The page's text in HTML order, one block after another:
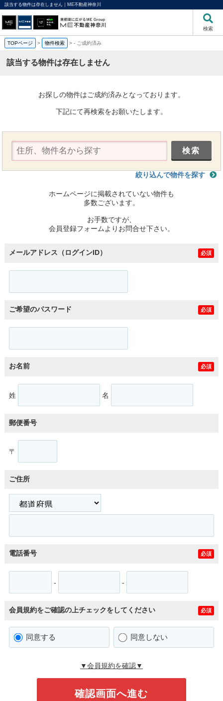
該当する物件は存在しません｜ME不動産神奈川
検索
TOPページ > 物件検索 >- ご成約済み
該当する物件は存在しません
お探しの物件はご成約済みとなっております。
下記にて再検索をお願いたします。
絞り込んで物件を探す
ホームページに掲載されていない物件も
多数ございます。
お手数ですが、
会員登録フォームよりお問合せ下さい。
メールアドレス（ログインID） 必須
ご希望のパスワード 必須
お名前 必須
姓 名
郵便番号
〒
ご住所
電話番号 必須
- -
会員規約をご確認の上チェックをしてください 必須
同意する 同意しない
▼会員規約を確認▼